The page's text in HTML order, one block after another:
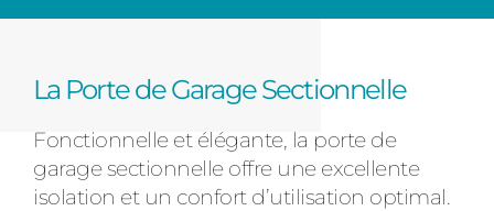
La Porte de Garage Sectionnelle
Fonctionnelle et élégante, la porte de
garage sectionnelle offre une excellente
isolation et un confort d’utilisation optimal.